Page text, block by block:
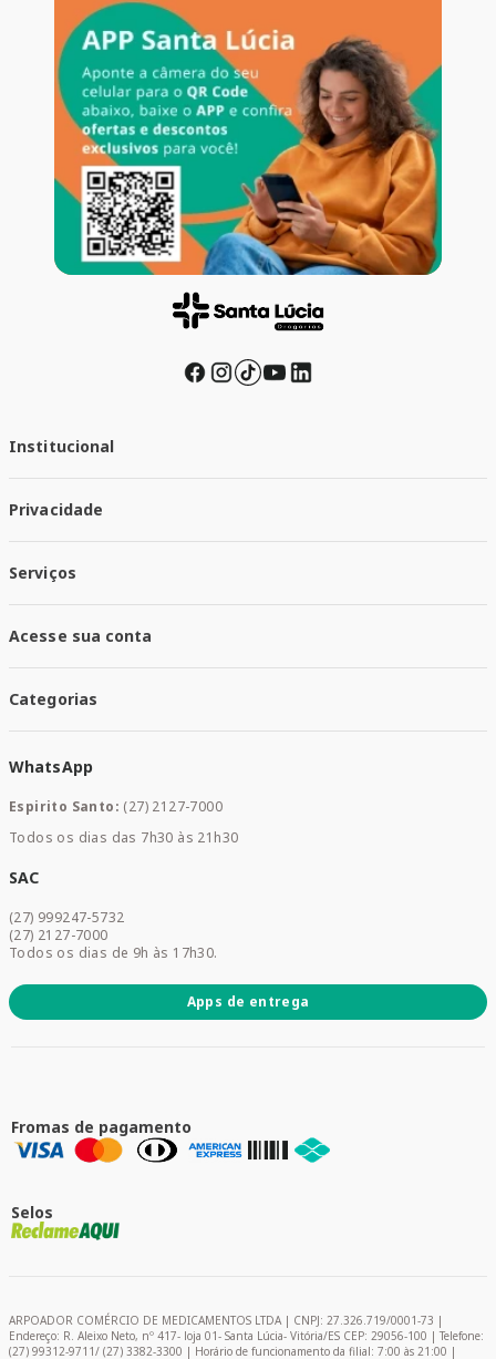
Institucional
Trabalhe conosco
Responsabilidade Social
Nossas Lojas
Privacidade
Política de Entrega
Trocas e Devoluções
Serviços
Santa Mais Exames
Santa Mais Serviços
Santa Mais Convenios
Acesse sua conta
Meus Pedidos
Categorias
Saúde e Bem-estar
Mamães e Bebê
Dermocosméticos
Promoções
WhatsApp
Espirito Santo: (27) 2127-7000
Todos os dias das 7h30 às 21h30
SAC
(27) 999247-5732
(27) 2127-7000
Todos os dias de 9h às 17h30.
Apps de entrega
Fromas de pagamento
Selos
ARPOADOR COMÉRCIO DE MEDICAMENTOS LTDA | CNPJ: 27.326.719/0001-73 |
Endereço: R. Aleixo Neto, nº 417- loja 01- Santa Lúcia- Vitória/ES CEP: 29056-100 | Telefone:
(27) 99312-9711/ (27) 3382-3300 | Horário de funcionamento da filial: 7:00 às 21:00 |